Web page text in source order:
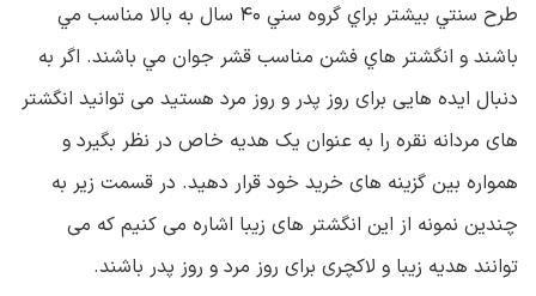
طرح سنتي بيشتر براي گروه سني ۴۰ سال به بالا مناسب مي
باشند و انگشتر هاي فشن مناسب قشر جوان مي باشند. اگر به
دنبال ایده هایی برای روز پدر و روز مرد هستید می توانید انگشتر
های مردانه نقره را به عنوان یک هدیه خاص در نظر بگیرد و
همواره بین گزینه های خرید خود قرار دهید. در قسمت زیر به
چندین نمونه از این انگشتر های زیبا اشاره می کنیم که می
توانند هدیه زیبا و لاکچری برای روز مرد و روز پدر باشند.